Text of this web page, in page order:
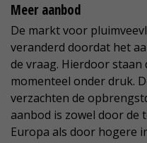
Meer aanbod
De markt voor
veranderd doordat het
de vraag. Hierdoor
momenteel onder druk.
verzachten de
aanbod is zowel door de
Europa als door hogere